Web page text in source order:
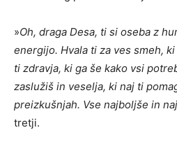
»Oh, draga Desa, ti si oseba z
energijo. Hvala ti za ves smeh,
ti zdravja, ki ga še kako vsi
zaslužiš in veselja, ki naj ti
preizkušnjah. Vse najboljše in
tretji.